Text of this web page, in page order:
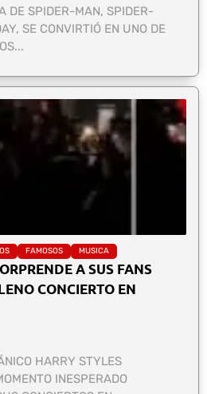
DE SPIDER-MAN, SPIDER-
SE CONVIRTIÓ EN UNO DE
FAMOSOS MUSICA
A SUS FANS
CONCIERTO EN
HARRY STYLES
INESPERADO